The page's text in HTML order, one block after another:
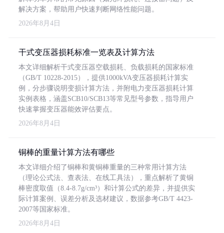
解决方案，帮助用户快速判断网络性能问题。
2026年8月4日
干式变压器损耗标准一览表及计算方法
本文详细解析干式变压器空载损耗、负载损耗的国家标准
（GB/T 10228-2015），提供1000kVA变压器损耗计算实
例，分步骤说明变损计算方法，并附电力变压器损耗计算
实例表格，涵盖SCB10/SCB13等常见型号参数，指导用户
快速掌握变压器能效评估要点。
2026年8月4日
铜棒的重量计算方法有哪些
本文详细介绍了铜棒和黄铜棒重量的三种常用计算方法
（理论公式法、查表法、在线工具法），重点解析了黄铜
棒密度取值（8.4-8.7g/cm³）和计算公式的差异，并提供实
际计算案例、误差分析及选材建议，数据参考GB/T 4423-
2007等国家标准。
2026年8月4日